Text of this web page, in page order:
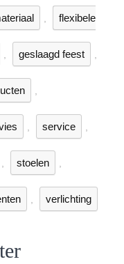
flexibele
geslaagd feest
service
stoelen
verlichting